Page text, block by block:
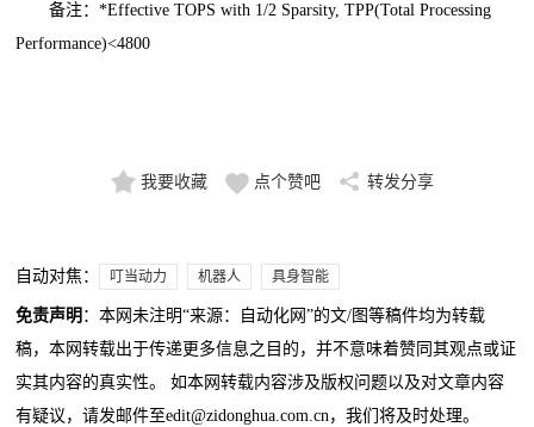
备注：*Effective TOPS with 1/2 Sparsity, TPP(Total Processing
Performance)<4800
我要收藏 点个赞吧 转发分享
自动对焦： 叮当动力 机器人 具身智能
免责声明 ：本网未注明“来源：自动化网”的文/图等稿件均为转载
稿，本网转载出于传递更多信息之目的，并不意味着赞同其观点或证
实其内容的真实性。 如本网转载内容涉及版权问题以及对文章内容
有疑议，请发邮件至edit@zidonghua.com.cn，我们将及时处理。